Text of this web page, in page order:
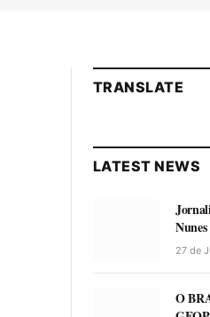
TRANSLATE
LATEST NEWS
Nunes
27 de
O